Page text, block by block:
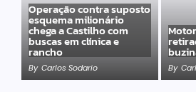
Operação contra suposto
esquema milionário
chega a Castilho com
buscas em clínica e
rancho
By Carlos Sodario By